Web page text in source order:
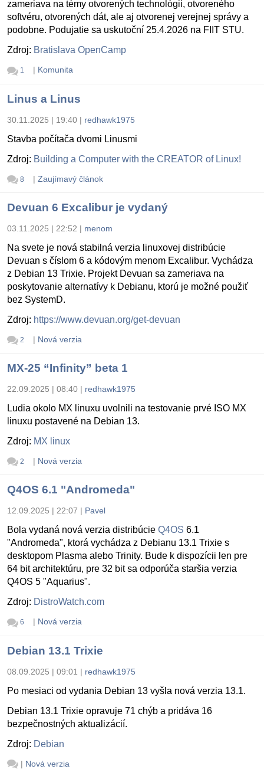
zameriava na témy otvorených technológii, otvoreného
softvéru, otvorených dát, ale aj otvorenej verejnej správy a
podobne. Podujatie sa uskutoční 25.4.2026 na FIIT STU.
Zdroj: Bratislava OpenCamp
1 | Komunita
Linus a Linus
30.11.2025 | 19:40 | redhawk1975
Stavba počítača dvomi Linusmi
Zdroj: Building a Computer with the CREATOR of Linux!
8 | Zaujímavý článok
Devuan 6 Excalibur je vydaný
03.11.2025 | 22:52 | menom
Na svete je nová stabilná verzia linuxovej distribúcie
Devuan s číslom 6 a kódovým menom Excalibur. Vychádza
z Debian 13 Trixie. Projekt Devuan sa zameriava na
poskytovanie alternatívy k Debianu, ktorú je možné použiť
bez SystemD.
Zdroj: https://www.devuan.org/get-devuan
2 | Nová verzia
MX-25 “Infinity” beta 1
22.09.2025 | 08:40 | redhawk1975
Ludia okolo MX linuxu uvolnili na testovanie prvé ISO MX
linuxu postavené na Debian 13.
Zdroj: MX linux
2 | Nová verzia
Q4OS 6.1 "Andromeda"
12.09.2025 | 22:07 | Pavel
Bola vydaná nová verzia distribúcie Q4OS 6.1
"Andromeda", ktorá vychádza z Debianu 13.1 Trixie s
desktopom Plasma alebo Trinity. Bude k dispozícii len pre
64 bit architektúru, pre 32 bit sa odporúča staršia verzia
Q4OS 5 "Aquarius".
Zdroj: DistroWatch.com
6 | Nová verzia
Debian 13.1 Trixie
08.09.2025 | 09:01 | redhawk1975
Po mesiaci od vydania Debian 13 vyšla nová verzia 13.1.
Debian 13.1 Trixie opravuje 71 chýb a pridáva 16
bezpečnostných aktualizácií.
Zdroj: Debian
| Nová verzia